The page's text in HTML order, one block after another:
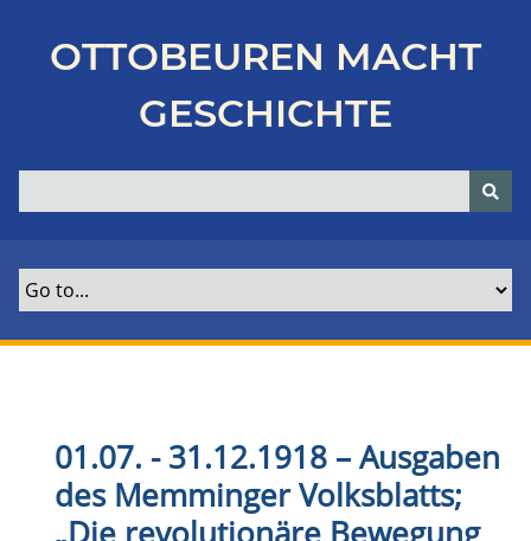
p
OTTOBEUREN MACHT
GESCHICHTE
01.07. - 31.12.1918 – Ausgaben
des Memminger Volksblatts;